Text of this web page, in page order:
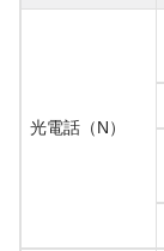
光電話（N）